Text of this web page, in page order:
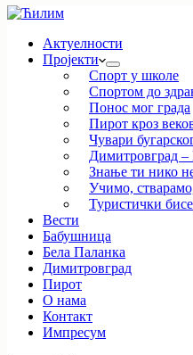
Актуелности
Пројекти
Спорт у школе
Спортом до
Понос мог града
Пирот кроз
Чувари
Димитровград –
Знање ти нико
Учимо,
Туристички
Вести
Бабушница
Бела Паланка
Димитровград
Пирот
О нама
Контакт
Импресум